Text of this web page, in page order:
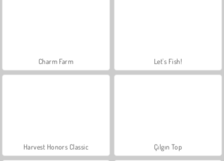
Charm Farm Let's Fish!
Harvest Honors Classic Çılgın Top